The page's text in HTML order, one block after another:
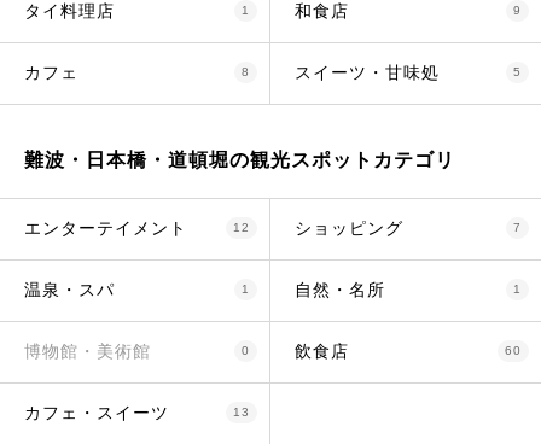
タイ料理店 1 和食店 9
カフェ 8 スイーツ・甘味処 5
難波・日本橋・道頓堀の観光スポットカテゴリ
エンターテイメント 12 ショッピング 7
温泉・スパ 1 自然・名所 1
博物館・美術館 0 飲食店 60
カフェ・スイーツ 13